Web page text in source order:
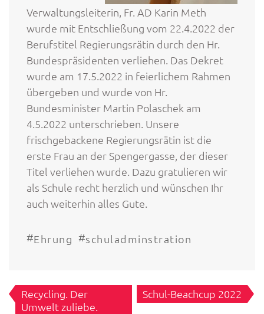
Verwaltungsleiterin, Fr. AD Karin Meth
wurde mit Entschließung vom 22.4.2022 der
Berufstitel Regierungsrätin durch den Hr.
Bundespräsidenten verliehen. Das Dekret
wurde am 17.5.2022 in feierlichem Rahmen
übergeben und wurde von Hr.
Bundesminister Martin Polaschek am
4.5.2022 unterschrieben. Unsere
frischgebackene Regierungsrätin ist die
erste Frau an der Spengergasse, der dieser
Titel verliehen wurde. Dazu gratulieren wir
als Schule recht herzlich und wünschen Ihr
auch weiterhin alles Gute.
#Ehrung #schuladminstration
Recycling. Der
Umwelt zuliebe.
Schul-Beachcup 2022